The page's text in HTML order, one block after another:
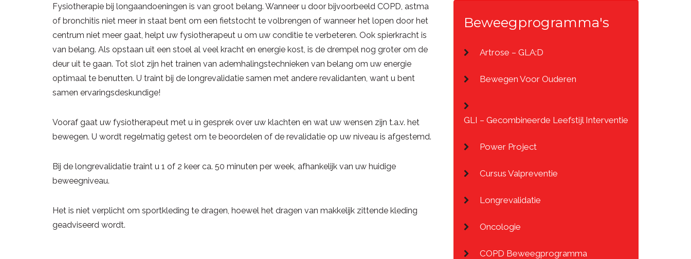
Fysiotherapie bij longaandoeningen is van groot belang. Wanneer u door bijvoorbeeld COPD, astma
of bronchitis niet meer in staat bent om een fietstocht te volbrengen of wanneer het lopen door het
centrum niet meer gaat, helpt uw fysiotherapeut u om uw conditie te verbeteren. Ook spierkracht is
van belang. Als opstaan uit een stoel al veel kracht en energie kost, is de drempel nog groter om de
deur uit te gaan. Tot slot zijn het trainen van ademhalingstechnieken van belang om uw energie
optimaal te benutten. U traint bij de longrevalidatie samen met andere revalidanten, want u bent
samen ervaringsdeskundige!
Vooraf gaat uw fysiotherapeut met u in gesprek over uw klachten en wat uw wensen zijn t.a.v. het
bewegen. U wordt regelmatig getest om te beoordelen of de revalidatie op uw niveau is afgestemd.
Bij de longrevalidatie traint u 1 of 2 keer ca. 50 minuten per week, afhankelijk van uw huidige
beweegniveau.
Het is niet verplicht om sportkleding te dragen, hoewel het dragen van makkelijk zittende kleding
geadviseerd wordt.
Beweegprogramma's
Artrose – GLA:D
Bewegen Voor Ouderen
GLI – Gecombineerde Leefstijl Interventie
Power Project
Cursus Valpreventie
Longrevalidatie
Oncologie
COPD Beweegprogramma